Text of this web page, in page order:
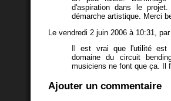
d'aspiration dans le
démarche artistique. Merci
Le vendredi 2 juin 2006 à 10:31, par
Il est vrai que l'utilité
domaine du circuit
musiciens ne font que ça. Il
Ajouter un commentaire